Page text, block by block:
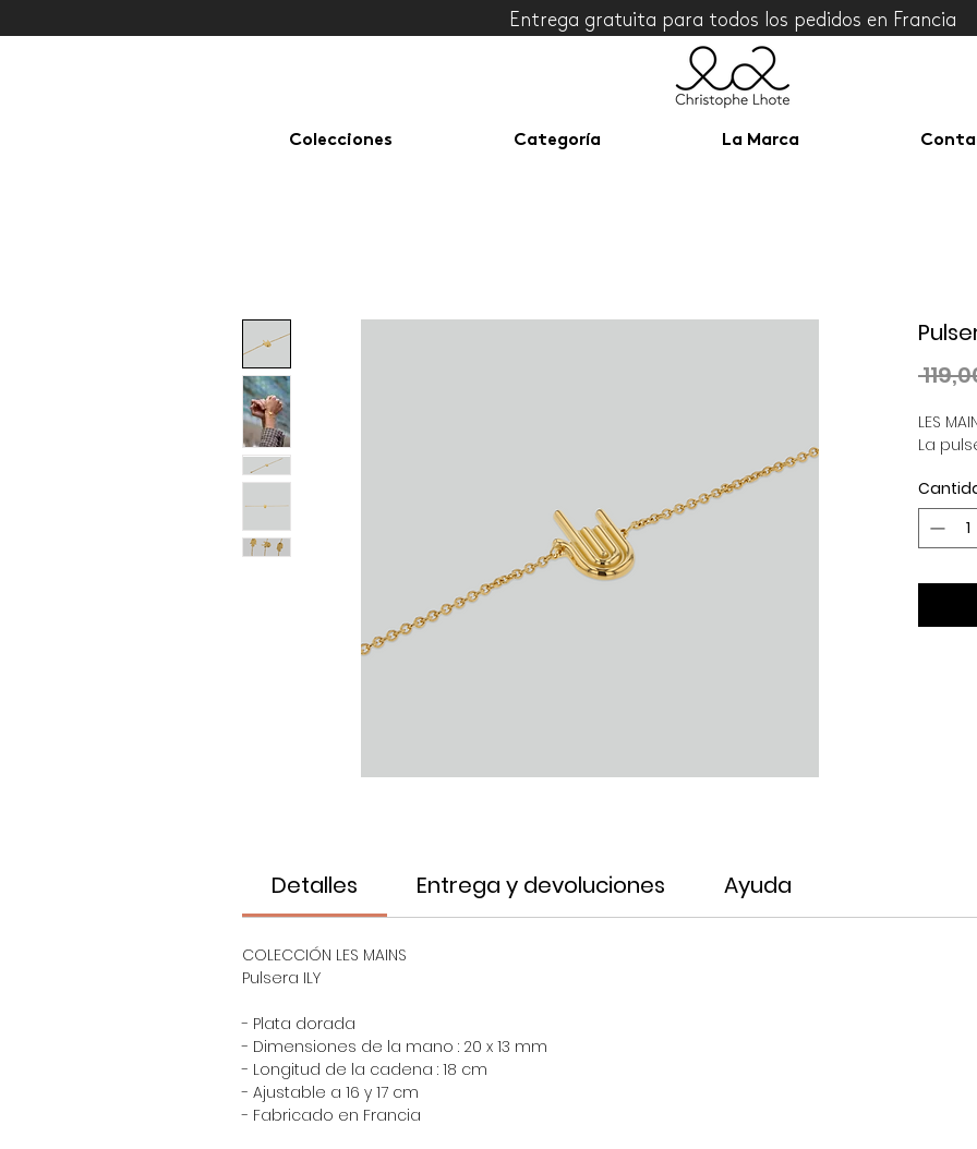
Entrega gratuita para todos los pedidos en Francia
Colecciones Categoría La Marca
LES
La
Detalles Entrega y devoluciones Ayuda
COLECCIÓN LES MAINS
Pulsera ILY
- Plata dorada
- Dimensiones de la mano : 20 x 13 mm
- Longitud de la cadena : 18 cm
- Ajustable a 16 y 17 cm
- Fabricado en Francia